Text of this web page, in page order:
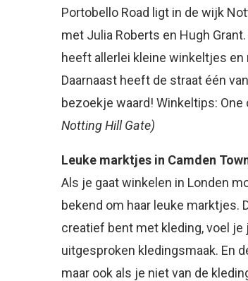
Portobello Road ligt in de wijk
met Julia Roberts en Hugh
heeft allerlei kleine winkeltjes en
Daarnaast heeft de straat één
bezoekje waard! Winkeltips: One
Notting Hill Gate)
Leuke marktjes in Camden
Als je gaat winkelen in Londen
bekend om haar leuke marktjes.
creatief bent met kleding, voel
uitgesproken kledingsmaak. En
maar ook als je niet van de